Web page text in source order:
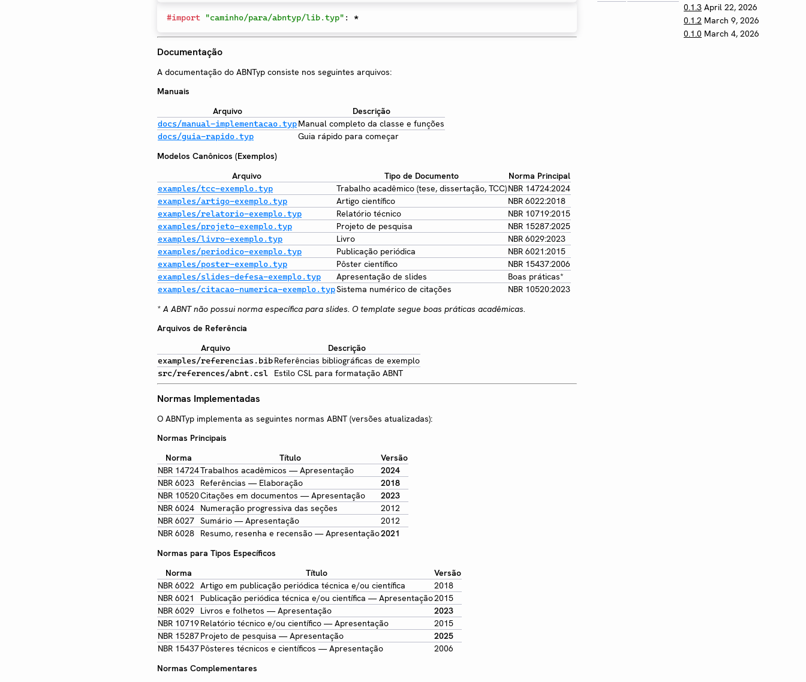
#import "caminho/para/abntyp/lib.typ" : *
Documentação
A documentação do ABNTyp consiste nos seguintes arquivos:
Manuais
Arquivo
Descrição
docs/manual-implementacao.typManual completo da classe e funções
docs/guia-rapido.typ
Guia rápido para começar
Modelos Canônicos (Exemplos)
Arquivo
Tipo de Documento Norma Principal
examples/tcc-exemplo.typ Trabalho acadêmico (tese, dissertação, TCC)NBR 14724:2024
examples/artigo-exemplo.typ Artigo científico NBR 6022:2018
examples/relatorio-exemplo.typ Relatório técnico NBR 10719:2015
examples/projeto-exemplo.typ Projeto de pesquisa NBR 15287:2025
examples/livro-exemplo.typ Livro NBR 6029:2023
examples/periodico-exemplo.typ Publicação periódica NBR 6021:2015
examples/poster-exemplo.typ Pôster científico NBR 15437:2006
examples/slides-defesa-exemplo.typ Apresentação de slides Boas práticas*
examples/citacao-numerica-exemplo.typSistema numérico de citações
NBR 10520:2023
* A ABNT não possui norma específica para slides. O template segue boas práticas acadêmicas.
Arquivos de Referência
Arquivo
Descrição
examples/referencias.bibReferências bibliográficas de exemplo
src/references/abnt.csl Estilo CSL para formatação ABNT
Normas Implementadas
O ABNTyp implementa as seguintes normas ABNT (versões atualizadas):
Normas Principais
Norma
Título
Versão
NBR 14724Trabalhos acadêmicos — Apresentação
2024
NBR 6023
Referências — Elaboração
2018
NBR 10520Citações em documentos — Apresentação
2023
NBR 6024
Numeração progressiva das seções
2012
NBR 6027 Sumário — Apresentação
2012
NBR 6028
Resumo, resenha e recensão — Apresentação2021
Normas para Tipos Específicos
Norma
Título
Versão
NBR 6022 Artigo em publicação periódica técnica e/ou científica
2018
NBR 6021
Publicação periódica técnica e/ou científica — Apresentação2015
NBR 6029
Livros e folhetos — Apresentação
2023
NBR 10719Relatório técnico e/ou científico — Apresentação
2015
NBR 15287Projeto de pesquisa — Apresentação
2025
NBR 15437Pôsteres técnicos e científicos — Apresentação
2006
Normas Complementares
0.1.3 April 22, 2026
0.1.2 March 9, 2026
0.1.0 March 4, 2026